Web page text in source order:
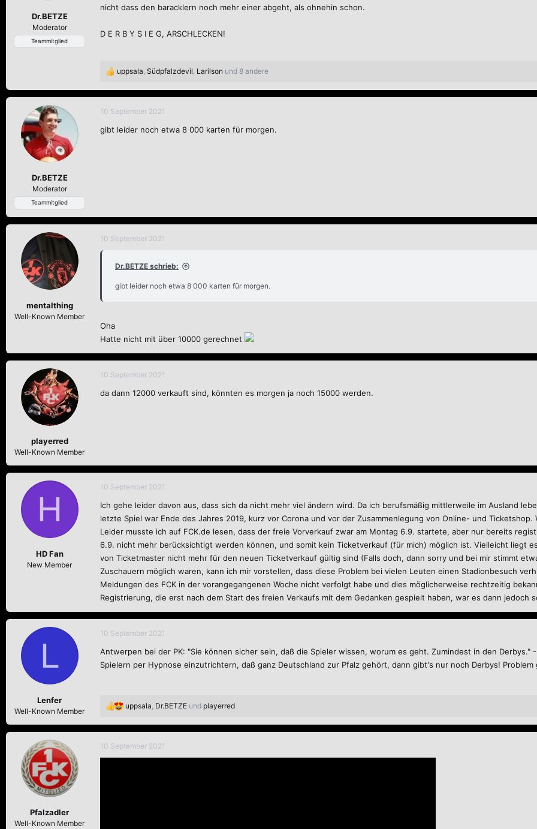
Dr.BETZE
Moderator
Teammitglied
nicht dass den baracklern noch mehr einer abgeht, als ohnehin schon.
D E R B Y S I E G, ARSCHLECKEN!
R
a
k
i
uppsala Südpfalzdevil Larilson und 8 andere
Dr.BETZE
Moderator
Teammitglied
10 September 2021
gibt leider noch etwa 8 000 karten für morgen.
mentalthing
Well-Known Member
10 September 2021
Dr.BETZE schrieb:
gibt leider noch etwa 8 000 karten für morgen.
Oha
Hatte nicht mit über 10000 gerechnet
playerred
Well-Known Member
10 September 2021
da dann 12000 verkauft sind, könnten es morgen ja noch 15000 werden.
H
HD Fan
New Member
10 September 2021
Ich gehe leider davon aus, dass sich da nicht mehr viel ändern wird. Da ich berufsmäßig mittlerweile im Ausland
letzte Spiel war Ende des Jahres 2019, kurz vor Corona und vor der Zusammenlegung von Online- und
Leider musste ich auf FCK.de lesen, dass der freie Vorverkauf zwar am Montag 6.9. startete, aber nur bereits
6.9. nicht mehr berücksichtigt werden können, und somit kein Ticketverkauf (für mich) möglich ist. Vielleicht liegt
von Ticketmaster nicht mehr für den neuen Ticketverkauf gültig sind (Falls doch, dann sorry und bei mir stimmt
Zuschauern möglich waren, kann ich mir vorstellen, dass diese Problem bei vielen Leuten einen Stadionbesuch
Meldungen des FCK in der vorangegangenen Woche nicht verfolgt habe und dies möglicherweise rechtzeitig
Registrierung, die erst nach dem Start des freien Verkaufs mit dem Gedanken gespielt haben, war es dann jedoch
L
Lenfer
Well-Known Member
10 September 2021
Antwerpen bei der PK: "Sie können sicher sein, daß die Spieler wissen, worum es geht. Zumindest in den Derbys."
Spielern per Hypnose einzutrichtern, daß ganz Deutschland zur Pfalz gehört, dann gibt's nur noch Derbys! Problem
R
a
k
uppsala Dr.BETZE und playerred
Pfalzadler
Well-Known Member
10 September 2021